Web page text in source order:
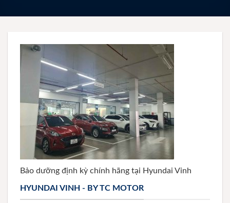
Bảo dưỡng định kỳ chính hãng tại Hyundai Vinh
HYUNDAI VINH - BY TC MOTOR